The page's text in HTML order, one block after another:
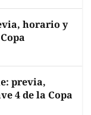
horario y
previa,
4 de la Copa